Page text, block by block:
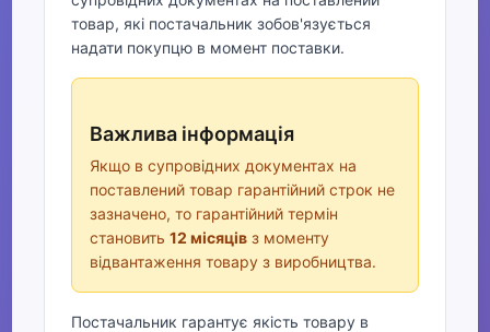
товар, які постачальник зобов'язується
надати покупцю в момент поставки.
Важлива інформація
Якщо в супровідних документах на
поставлений товар гарантійний строк не
зазначено, то гарантійний термін
становить12 місяців з моменту
відвантаження товару з виробництва.
Постачальник гарантує якість товару в